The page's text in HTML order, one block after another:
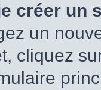
créer un
un
cliquez